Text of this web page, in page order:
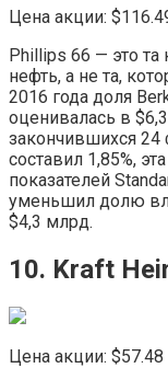
Цена акции:
Phillips 66 — это та
нефть, а не та,
2016 года доля
оценивалась в
закончившихся 24
составил 1,85%,
показателей
уменьшил долю
$4,3 млрд.
10. Kraft
Цена акции: $57.48